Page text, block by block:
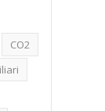
CO2